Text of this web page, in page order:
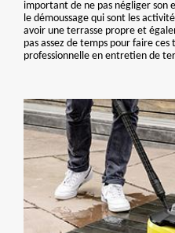
important de ne pas négliger son
le démoussage qui sont les
avoir une terrasse propre et
pas assez de temps pour faire
professionnelle en entretien de